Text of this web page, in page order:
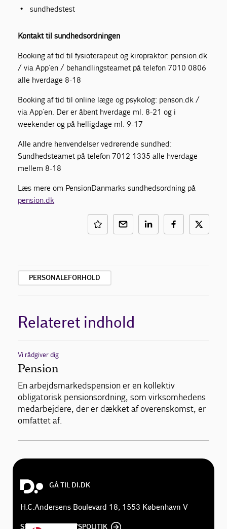
sundhedstest
Kontakt til sundhedsordningen
Booking af tid til fysioterapeut og kiropraktor: pension.dk
/ via App´en / behandlingsteamet på telefon 7010 0806
alle hverdage 8-18
Booking af tid til online læge og psykolog: penson.dk /
via App´en. Der er åbent hverdage ml. 8-21 og i
weekender og på helligdage ml. 9-17
Alle andre henvendelser vedrørende sundhed:
Sundhedsteamet på telefon 7012 1335 alle hverdage
mellem 8-18
Læs mere om PensionDanmarks sundhedsordning på
pension.dk
PERSONALEFORHOLD
Relateret indhold
Vi rådgiver dig
Pension
En arbejdsmarkedspension er en kollektiv
obligatorisk pensionsordning, som virksomhedens
medarbejdere, der er dækket af overenskomst, er
omfattet af.
GÅ TIL DI.DK
H.C.Andersens Boulevard 18, 1553 København V
SE DI'S PRIVATLIVSPOLITIK